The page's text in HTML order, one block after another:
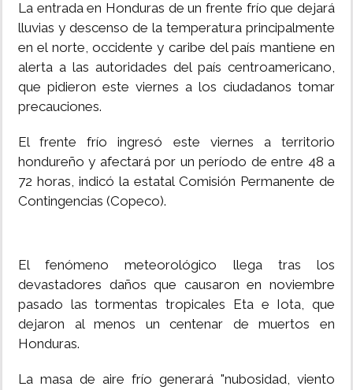
La entrada en Honduras de un frente frío que dejará
lluvias y descenso de la temperatura principalmente
en el norte, occidente y caribe del país mantiene en
alerta a las autoridades del país centroamericano,
que pidieron este viernes a los ciudadanos tomar
precauciones.
El frente frío ingresó este viernes a territorio
hondureño y afectará por un período de entre 48 a
72 horas, indicó la estatal Comisión Permanente de
Contingencias (Copeco).
El fenómeno meteorológico llega tras los
devastadores daños que causaron en noviembre
pasado las tormentas tropicales Eta e Iota, que
dejaron al menos un centenar de muertos en
Honduras.
La masa de aire frío generará "nubosidad, viento